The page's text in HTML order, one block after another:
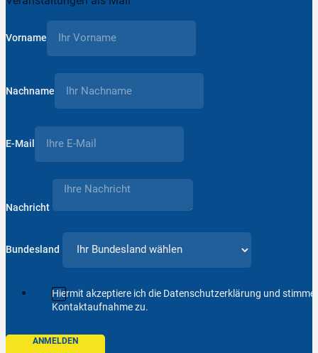
Vorname
Nachname
E-Mail
Nachricht
Bundesland
Hiermit akzeptiere ich die Datenschutzerklärung und
Kontaktaufnahme zu.
ANMELDEN